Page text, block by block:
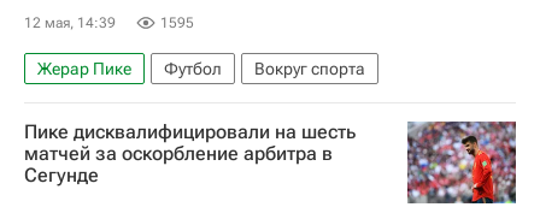
12 мая, 14:39 1595
Жерар Пике Футбол Вокруг спорта
Пике дисквалифицировали на шесть
матчей за оскорбление арбитра в
Сегунде